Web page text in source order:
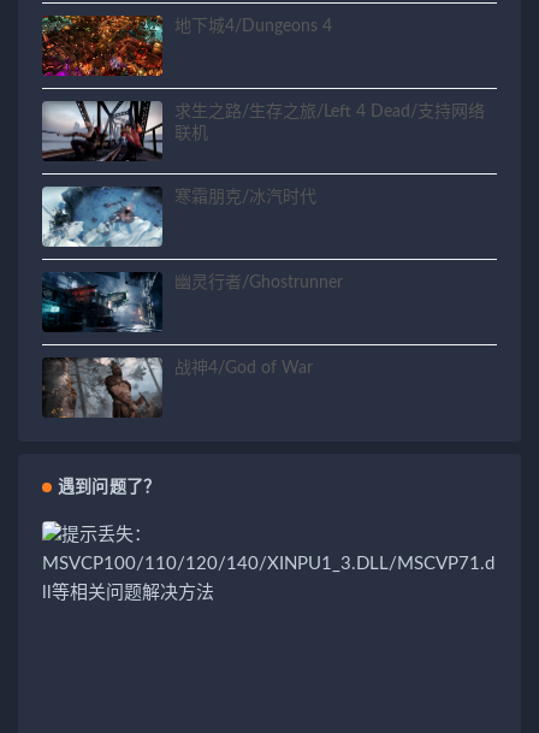
地下城4/Dungeons 4
求生之路/生存之旅/Left 4 Dead/支持网络
联机
寒霜朋克/冰汽时代
幽灵行者/Ghostrunner
战神4/God of War
遇到问题了？